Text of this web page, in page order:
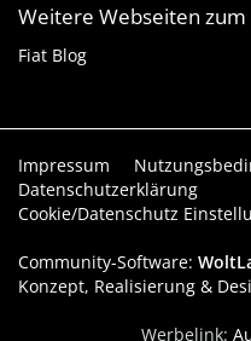
Weitere Webseiten zum
Fiat Blog
Impressum
Datenschutzerklärung
Cookie/Datenschutz
Community-Software:
Konzept, Realisierung &
Werbelink: